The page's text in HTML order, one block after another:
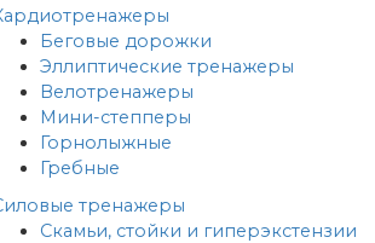
Беговые дорожки
Эллиптические тренажеры
Велотренажеры
Мини-степперы
Горнолыжные
Гребные
тренажеры
Скамьи, стойки и гиперэкстензии